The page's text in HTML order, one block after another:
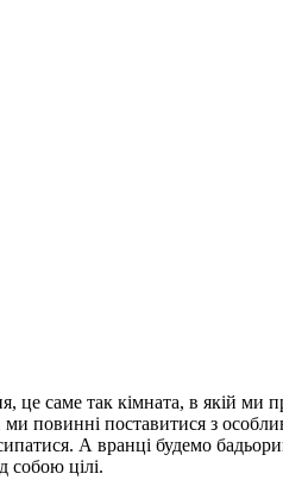
це саме так кімната, в якій
повинні поставитися з
А вранці будемо
собою цілі.